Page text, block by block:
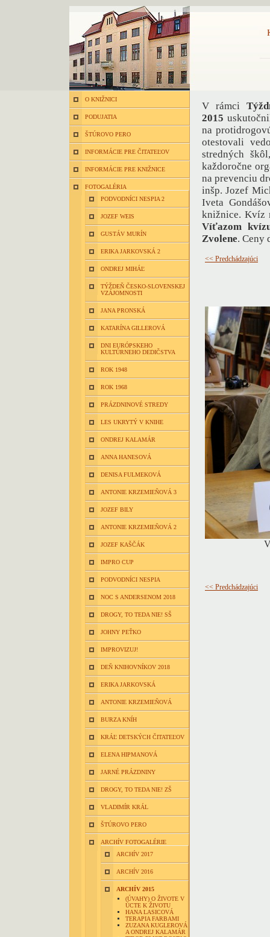
O KNIŽNICI
PODUJATIA
ŠTÚROVO PERO
INFORMÁCIE PRE ČITATEĽOV
INFORMÁCIE PRE KNIŽNICE
FOTOGALÉRIA
PODVODNÍCI NESPIA 2
JOZEF WEIS
GUSTÁV MURÍN
ERIKA JARKOVSKÁ 2
ONDREJ MIHÁĽ
TÝŽDEŇ ČESKO-SLOVENSKEJ
VZÁJOMNOSTI
JANA PRONSKÁ
KATARÍNA GILLEROVÁ
DNI EURÓPSKEHO
KULTÚRNEHO DEDIČSTVA
ROK 1948
ROK 1968
PRÁZDNINOVÉ STREDY
LES UKRYTÝ V KNIHE
ONDREJ KALAMÁR
ANNA HANESOVÁ
DENISA FULMEKOVÁ
ANTONIE KRZEMIEŇOVÁ 3
JOZEF BILY
ANTONIE KRZEMIEŇOVÁ 2
JOZEF KAŠČÁK
IMPRO CUP
PODVODNÍCI NESPIA
NOC S ANDERSENOM 2018
DROGY, TO TEDA NIE! SŠ
JOHNY PEŤKO
IMPROVIZUJ!
DEŇ KNIHOVNÍKOV 2018
ERIKA JARKOVSKÁ
ANTONIE KRZEMIEŇOVÁ
BURZA KNÍH
KRÁĽ DETSKÝCH ČITATEĽOV
ELENA HIPMANOVÁ
JARNÉ PRÁZDNINY
DROGY, TO TEDA NIE! ZŠ
VLADIMÍR KRÁL
ŠTÚROVO PERO
ARCHÍV FOTOGALÉRIE
ARCHÍV 2017
ARCHÍV 2016
ARCHÍV 2015
(ÚVAHY) O ŽIVOTE V
ÚCTE K ŽIVOTU
HANA LASICOVÁ
TERAPIA FARBAMI
ZUZANA KUGLEROVÁ
A ONDREJ KALAMÁR
V rámci
2015
na
otestovali
stredných
každoročne
na prevenciu
inšp. Jozef
Iveta
knižnice. Kvíz
Víťazom
Zvolene. Ceny
<< Predchádzajúci
<< Predchádzajúci